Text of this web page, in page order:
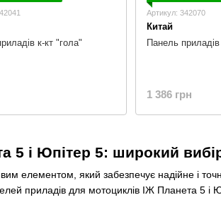
5 і Юпітер 5: широкий
елементом, який забезпечує надійне і
приладів для мотоциклів ІЖ Планета 5 і
к-кт "гола"
Артикул: 342070
Китай
Панель приладів
1 386 грн